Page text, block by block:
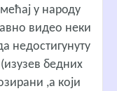
у народу
видео неки
недостигунуту
бедних
,а који